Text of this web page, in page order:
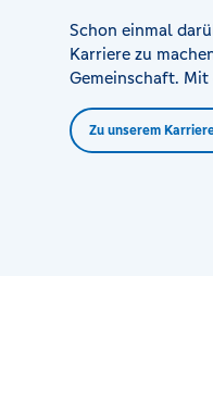
Ravensberger
Schon einmal
Karriere zu
Gemeinschaft.
Zu unserem